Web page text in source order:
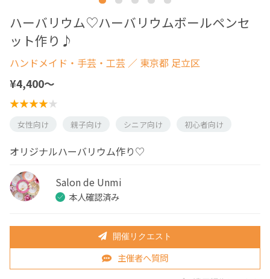
ハーバリウム♡ハーバリウムボールペンセ
ット作り♪
ハンドメイド・手芸・工芸 ／ 東京都 足立区
¥4,400〜
女性向け 親子向け シニア向け 初心者向け
オリジナルハーバリウム作り♡
Salon de Unmi
本人確認済み
開催リクエスト
主催者へ質問